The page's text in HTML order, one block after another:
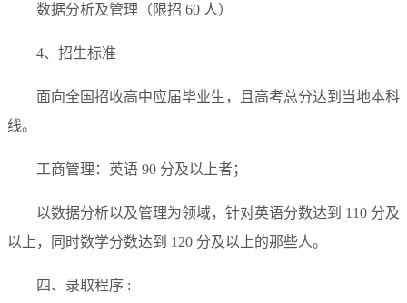
数据分析及管理（限招 60 人）
4、招生标准
面向全国招收高中应届毕业生，且高考总分达到当地本科
线。
工商管理：英语 90 分及以上者；
以数据分析以及管理为领域，针对英语分数达到 110 分及
以上，同时数学分数达到 120 分及以上的那些人。
四、录取程序 :